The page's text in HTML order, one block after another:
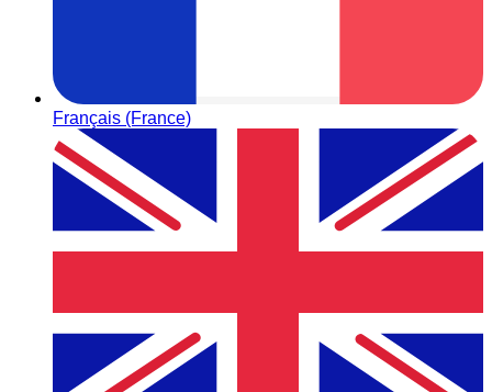
Français (France)